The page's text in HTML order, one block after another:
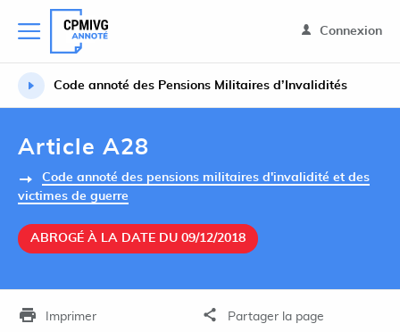
Connexion
Code annoté des Pensions Militaires d’Invalidités
Article A28
Code annoté des pensions militaires d'invalidité et des
victimes de guerre
ABROGÉ À LA DATE DU 09/12/2018
Imprimer Partager la page